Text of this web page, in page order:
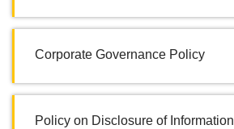
Corporate Governance Policy
Policy on Disclosure of Information